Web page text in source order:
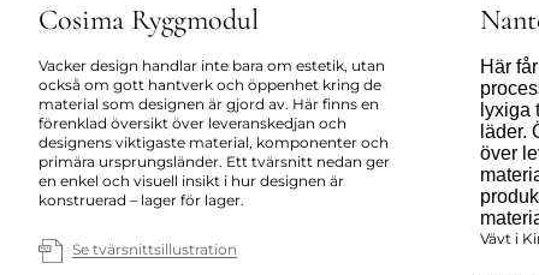
Cosima Ryggmodul
Vacker design handlar inte bara om estetik, utan
också om gott hantverk och öppenhet kring de
material som designen är gjord av. Här finns en
förenklad översikt över leveranskedjan och
designens viktigaste material, komponenter och
primära ursprungsländer. Ett tvärsnitt nedan ger
en enkel och visuell insikt i hur designen är
konstruerad – lager för lager.
Se tvärsnittsillustration
Här
lyxiga
läder.
över
Vävt i